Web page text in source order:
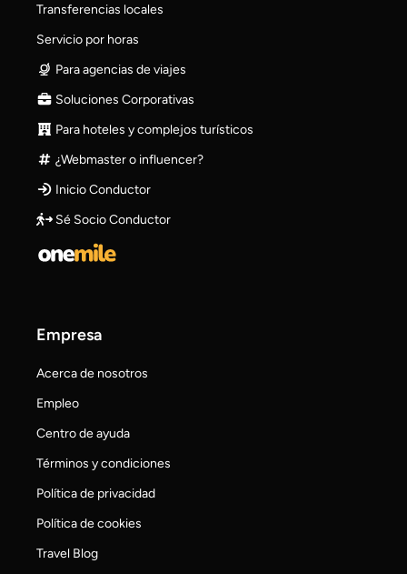
Transferencias locales
Servicio por horas
Para agencias de viajes
Soluciones Corporativas
Para hoteles y complejos turísticos
¿Webmaster o influencer?
Inicio Conductor
Sé Socio Conductor
Empresa
Acerca de nosotros
Empleo
Centro de ayuda
Términos y condiciones
Política de privacidad
Política de cookies
Travel Blog